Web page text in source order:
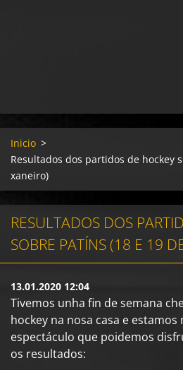
Inicio >
Resultados dos partidos de hockey
xaneiro)
RESULTADOS DOS
SOBRE PATÍNS (18 E 19
13.01.2020 12:04
Tivemos unha fin de semana
hockey na nosa casa e
espectáculo que poidemos
os resultados: